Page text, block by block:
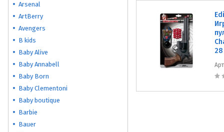
Arsenal
ArtBerry
Avengers
B kids
Baby Alive
Baby Annabell
Baby Born
Baby Clementoni
Baby boutique
Barbie
Bauer